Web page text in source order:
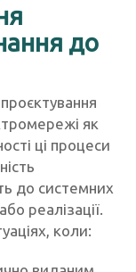
до
як
ці процеси
до системних
реалізації.
коли: